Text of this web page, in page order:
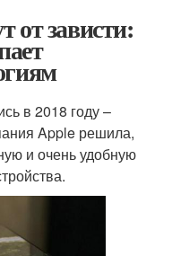
от зависти:
в 2018 году –
Apple решила,
и очень удобную